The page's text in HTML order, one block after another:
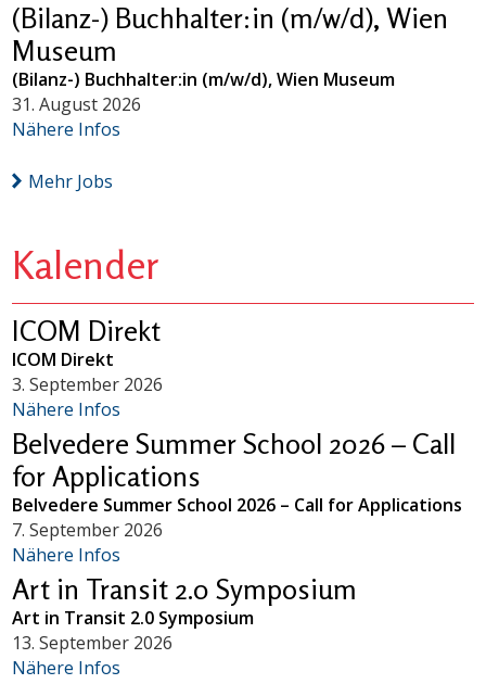
(Bilanz-) Buchhalter:in (m/w/d), Wien
Museum
(Bilanz-) Buchhalter:in (m/w/d), Wien Museum
31. August 2026
Nähere Infos
Mehr Jobs
Kalender
ICOM Direkt
ICOM Direkt
3. September 2026
Nähere Infos
Belvedere Summer School 2026 – Call
for Applications
Belvedere Summer School 2026 – Call for Applications
7. September 2026
Nähere Infos
Art in Transit 2.0 Symposium
Art in Transit 2.0 Symposium
13. September 2026
Nähere Infos